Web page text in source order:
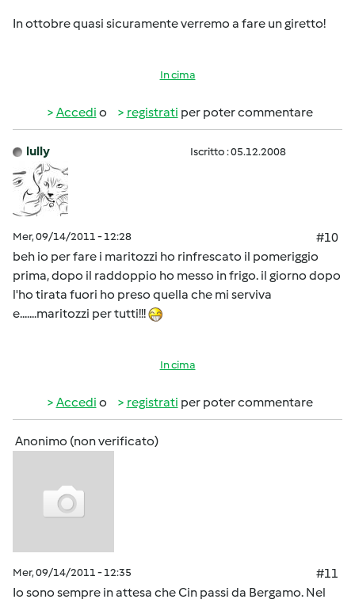
In ottobre quasi sicuramente verremo a fare un giretto!
In cima
Accedi o registrati per poter commentare
lully Iscritto : 05.12.2008
Mer, 09/14/2011 - 12:28
#10
beh io per fare i maritozzi ho rinfrescato il pomeriggio
prima, dopo il raddoppio ho messo in frigo. il giorno dopo
l'ho tirata fuori ho preso quella che mi serviva
e.......maritozzi per tutti!!!
In cima
Accedi o registrati per poter commentare
Anonimo (non verificato)
Mer, 09/14/2011 - 12:35
#11
Io sono sempre in attesa che Cin passi da Bergamo. Nel